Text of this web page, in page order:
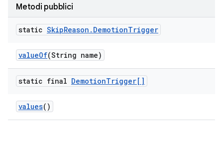
Metodi pubblici
static SkipReason . DemotionTrigger
valueOf(String name)
static final DemotionTrigger[]
values()